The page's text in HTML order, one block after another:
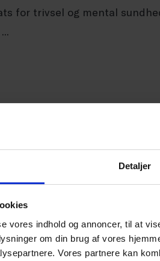
Detaljer
vores indhold og annoncer, til at
om din brug af vores
Vores partnere kan
for trivsel og mental
internationale
og seniorer
finanser end ventet.
er stor, og det finanspolitiske